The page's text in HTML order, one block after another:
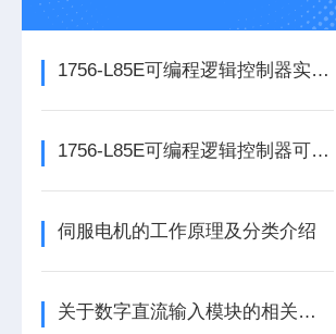
1756-L85E可编程逻辑控制器实操应用常见问题分析及解决方法探讨
1756-L85E可编程逻辑控制器可满足多行业自动化精准控制需求
伺服电机的工作原理及分类介绍
关于数字直流输入模块的相关介绍